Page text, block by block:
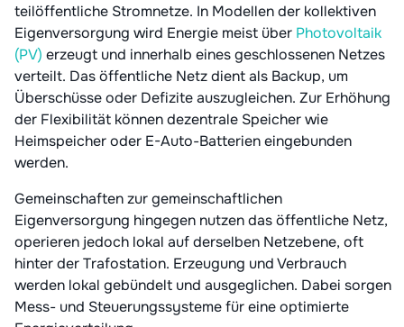
teilöffentliche Stromnetze. In Modellen der kollektiven
Eigenversorgung wird Energie meist über Photovoltaik
(PV) erzeugt und innerhalb eines geschlossenen Netzes
verteilt. Das öffentliche Netz dient als Backup, um
Überschüsse oder Defizite auszugleichen. Zur Erhöhung
der Flexibilität können dezentrale Speicher wie
Heimspeicher oder E-Auto-Batterien eingebunden
werden.
Gemeinschaften zur gemeinschaftlichen
Eigenversorgung hingegen nutzen das öffentliche Netz,
operieren jedoch lokal auf derselben Netzebene, oft
hinter der Trafostation. Erzeugung und Verbrauch
werden lokal gebündelt und ausgeglichen. Dabei sorgen
Mess- und Steuerungssysteme für eine optimierte